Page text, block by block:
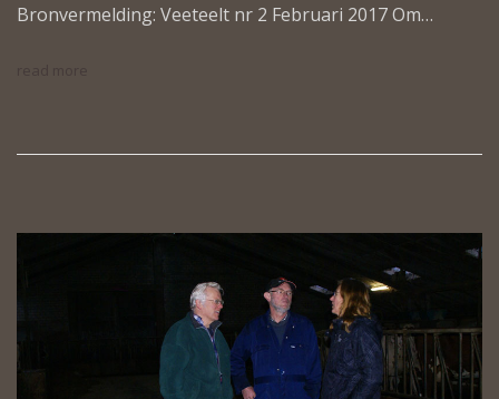
Bronvermelding: Veeteelt nr 2 Februari 2017 Om…